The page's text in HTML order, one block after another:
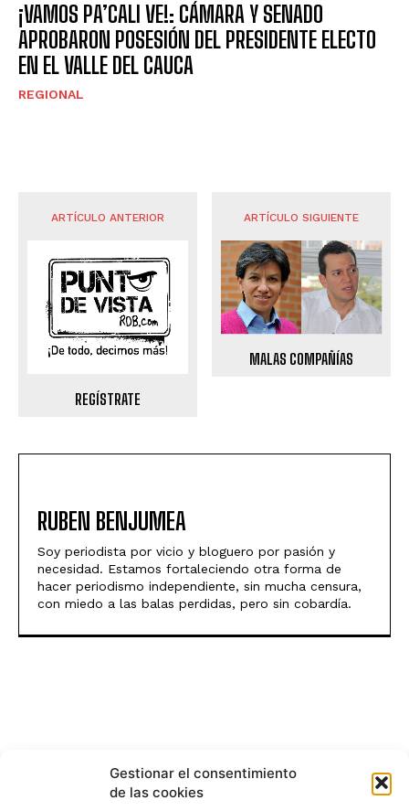
Gestionar el consentimiento
de las cookies
¡VAMOS PA’CALI VE!: CÁMARA Y SENADO
APROBARON POSESIÓN DEL PRESIDENTE ELECTO
EN EL VALLE DEL CAUCA
REGIONAL
ARTÍCULO ANTERIOR
REGÍSTRATE
ARTÍCULO SIGUIENTE
MALAS COMPAÑÍAS
RUBEN BENJUMEA
Soy periodista por vicio y bloguero por pasión y
necesidad. Estamos fortaleciendo otra forma de
hacer periodismo independiente, sin mucha censura,
con miedo a las balas perdidas, pero sin cobardía.